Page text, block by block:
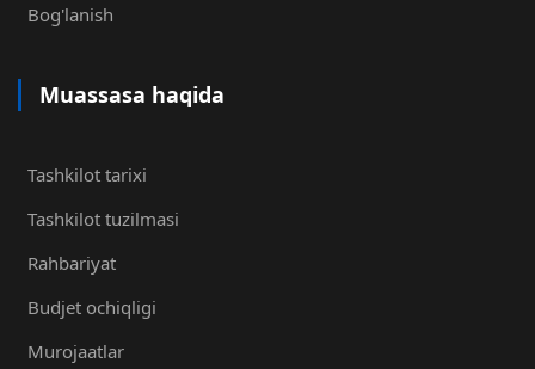
Bog'lanish
Muassasa haqida
Tashkilot tarixi
Tashkilot tuzilmasi
Rahbariyat
Budjet ochiqligi
Murojaatlar